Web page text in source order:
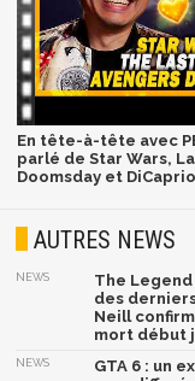
En tête-à-tête avec
parlé de Star Wars,
Doomsday et DiCaprio
AUTRES NEWS
NEWS
The
des
Neill
mort début
NEWS
GTA 6 : un